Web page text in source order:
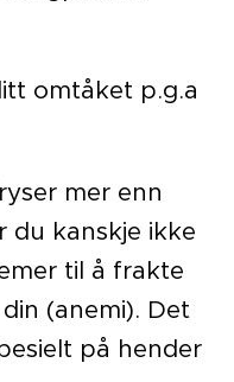
omtåket p.g.a
mer enn
du kanskje ikke
til å frakte
(anemi). Det
på hender